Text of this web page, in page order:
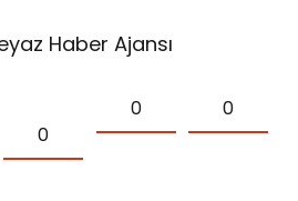
Haber Ajansı
0
0 0